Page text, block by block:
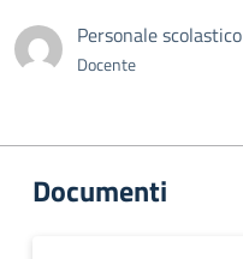
Personale scolastico
Docente
Documenti